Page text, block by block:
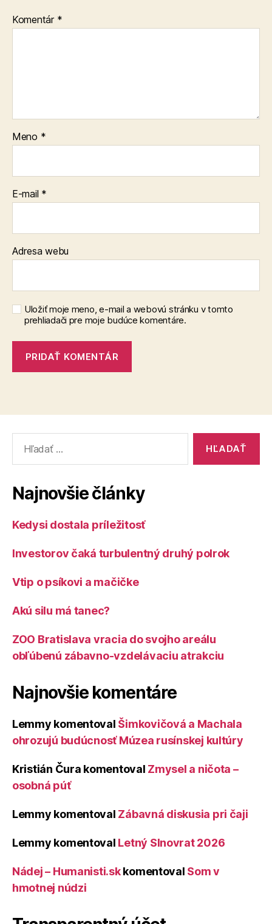
Komentár *
Meno *
E-mail *
Adresa webu
Uložiť moje meno, e-mail a webovú stránku v tomto
prehliadači pre moje budúce komentáre.
Najnovšie články
Kedysi dostala príležitosť
Investorov čaká turbulentný druhý polrok
Vtip o psíkovi a mačičke
Akú silu má tanec?
ZOO Bratislava vracia do svojho areálu
obľúbenú zábavno-vzdelávaciu atrakciu
Najnovšie komentáre
Lemmy komentoval Šimkovičová a Machala
ohrozujú budúcnosť Múzea rusínskej kultúry
Kristián Čura komentoval Zmysel a ničota –
osobná púť
Lemmy komentoval Zábavná diskusia pri čaji
Lemmy komentoval Letný Slnovrat 2026
Nádej – Humanisti.skkomentoval Som v
hmotnej núdzi